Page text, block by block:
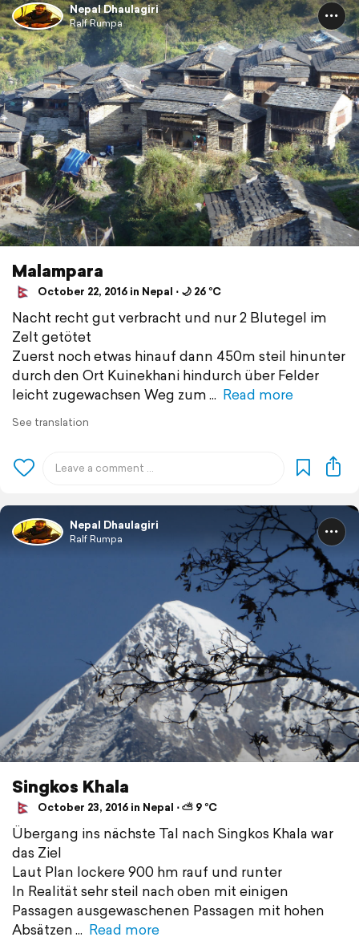
Nepal Dhaulagiri
Ralf Rumpa
Malampara
October 22, 2016 in Nepal ⋅ 🌙 26 °C
Nacht recht gut verbracht und nur 2 Blutegel im
Zelt getötet
Zuerst noch etwas hinauf dann 450m steil hinunter
durch den Ort Kuinekhani hindurch über Felder
leicht zugewachsen Weg zum
Read more
See translation
Nepal Dhaulagiri
Ralf Rumpa
Singkos Khala
October 23, 2016 in Nepal ⋅ ⛅ 9 °C
Übergang ins nächste Tal nach Singkos Khala war
das Ziel
Laut Plan lockere 900 hm rauf und runter
In Realität sehr steil nach oben mit einigen
Passagen ausgewaschenen Passagen mit hohen
Absätzen
Read more